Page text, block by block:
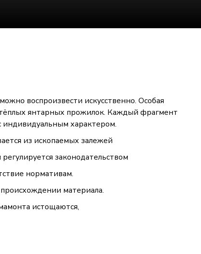
воспроизвести искусственно. Особая
янтарных прожилок. Каждый фрагмент
индивидуальным характером.
из ископаемых залежей
законодательством
нормативам.
материала.
истощаются,